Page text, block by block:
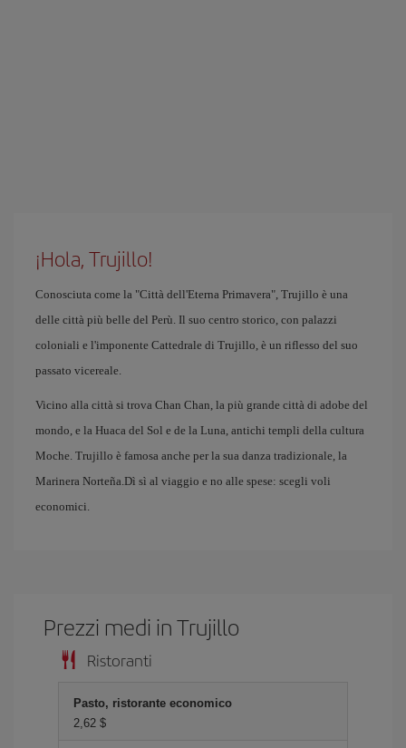
¡Hola, Trujillo!
Conosciuta come la "Città dell'Eterna Primavera", Trujillo è una
delle città più belle del Perù. Il suo centro storico, con palazzi
coloniali e l'imponente Cattedrale di Trujillo, è un riflesso del suo
passato vicereale.
Vicino alla città si trova Chan Chan, la più grande città di adobe del
mondo, e la Huaca del Sol e de la Luna, antichi templi della cultura
Moche. Trujillo è famosa anche per la sua danza tradizionale, la
Marinera Norteña.Dì sì al viaggio e no alle spese: scegli voli
economici.
Prezzi medi in Trujillo
Ristoranti
Pasto, ristorante economico
2,62 $